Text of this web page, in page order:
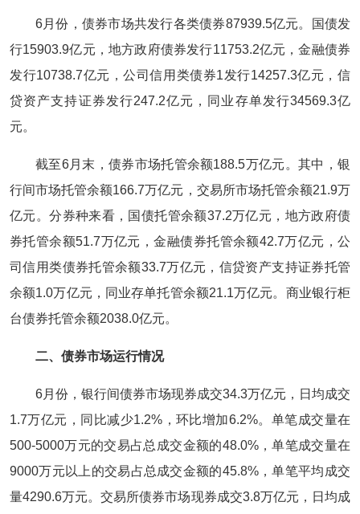
6月份，债券市场共发行各类债券87939.5亿元。国债发
行15903.9亿元，地方政府债券发行11753.2亿元，金融债券
发行10738.7亿元，公司信用类债券1发行14257.3亿元，信
贷资产支持证券发行247.2亿元，同业存单发行34569.3亿
元。
截至6月末，债券市场托管余额188.5万亿元。其中，银
行间市场托管余额166.7万亿元，交易所市场托管余额21.9万
亿元。分券种来看，国债托管余额37.2万亿元，地方政府债
券托管余额51.7万亿元，金融债券托管余额42.7万亿元，公
司信用类债券托管余额33.7万亿元，信贷资产支持证券托管
余额1.0万亿元，同业存单托管余额21.1万亿元。商业银行柜
台债券托管余额2038.0亿元。
二、债券市场运行情况
6月份，银行间债券市场现券成交34.3万亿元，日均成交
1.7万亿元，同比减少1.2%，环比增加6.2%。单笔成交量在
500-5000万元的交易占总成交金额的48.0%，单笔成交量在
9000万元以上的交易占总成交金额的45.8%，单笔平均成交
量4290.6万元。交易所债券市场现券成交3.8万亿元，日均成